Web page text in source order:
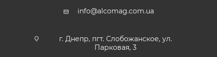
info@alcomag.com.ua
г. Днепр, пгт. Слобожанское, ул.
Парковая, 3